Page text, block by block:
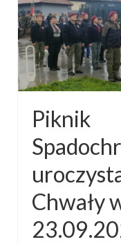
Piknik
Chwały